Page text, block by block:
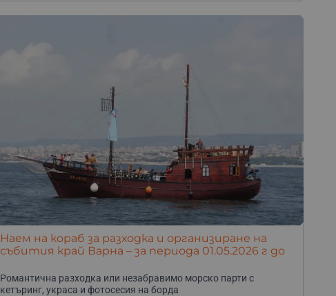
Наем на кораб за разходка и организиране на
събития край Варна – за периода 01.05.2026 г до
Романтична разходка или незабравимо морско парти с
кетъринг, украса и фотосесия на борда